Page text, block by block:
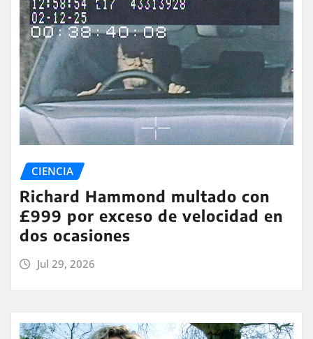
CIENCIA
Richard Hammond multado con
£999 por exceso de velocidad en
dos ocasiones
Jul 29, 2026